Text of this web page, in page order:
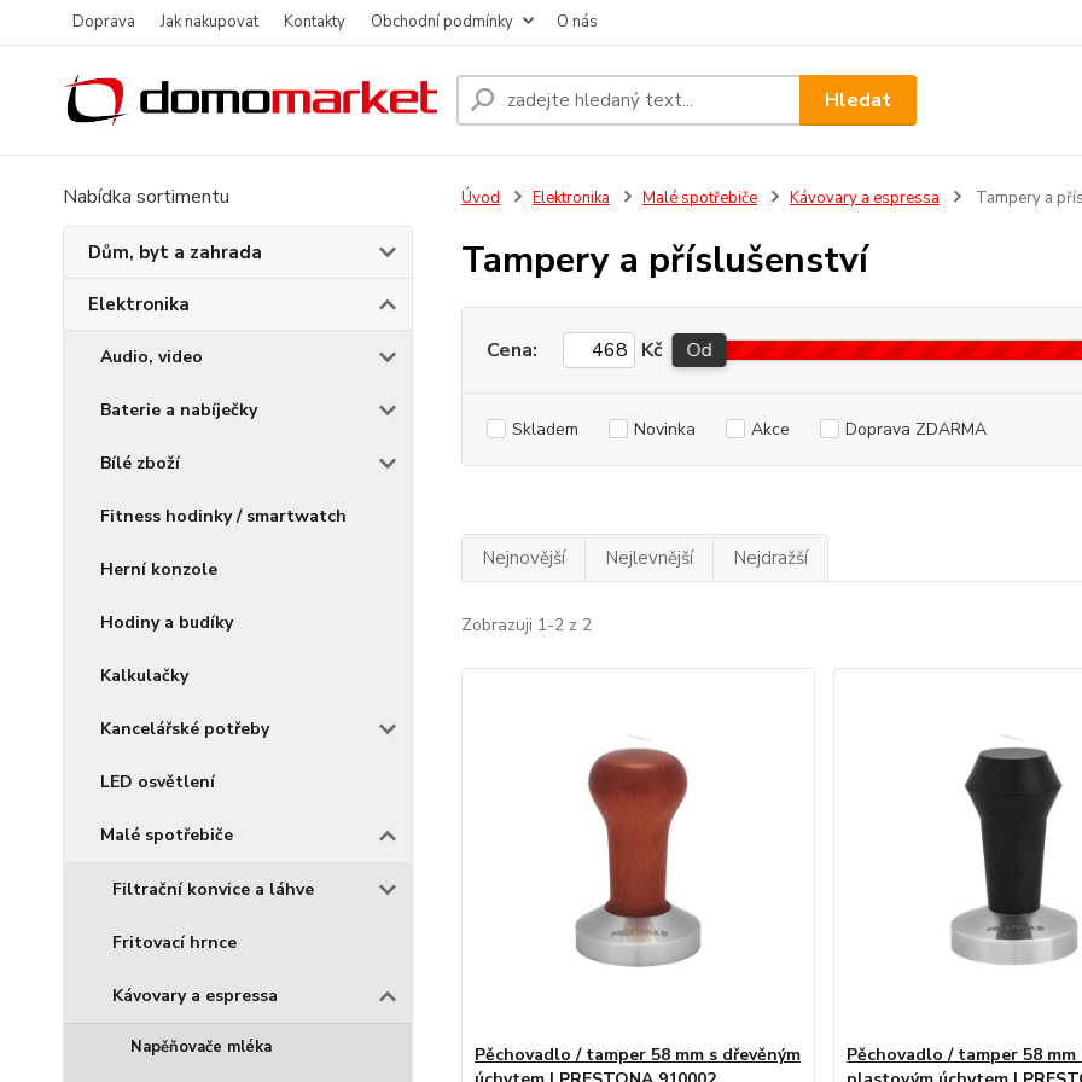
Doprava Jak nakupovat Kontakty Obchodní podmínky O nás
Hledat
Nabídka sortimentu
Dům, byt a zahrada
Elektronika
Audio, video
Baterie a nabíječky
Bílé zboží
Fitness hodinky / smartwatch
Herní konzole
Hodiny a budíky
Kalkulačky
Kancelářské potřeby
LED osvětlení
Malé spotřebiče
Filtrační konvice a láhve
Fritovací hrnce
Kávovary a espressa
Napěňovače mléka
Úvod Elektronika Malé spotřebiče Kávovary a espressa Tampery a
Tampery a příslušenství
Cena: Kč Od
Skladem Novinka Akce Doprava ZDARMA
Nejnovější Nejlevnější Nejdražší
Zobrazuji 1-2 z 2
Pěchovadlo / tamper 58 mm s dřevěným
Pěchovadlo / tamper 58 mm